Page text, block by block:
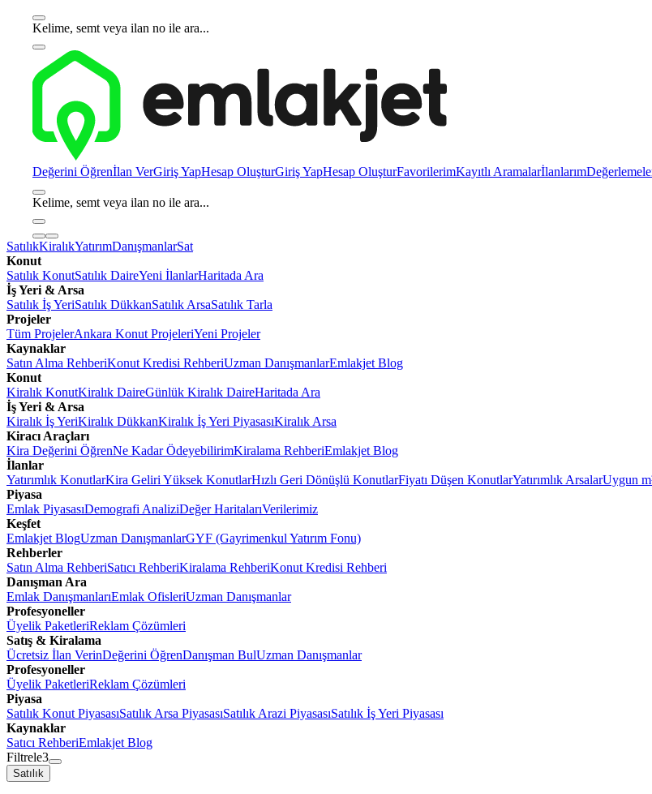
Kelime, semt veya ilan no ile ara...
Değerini Öğrenİlan VerGiriş YapHesap OluşturGiriş YapHesap OluşturFavorilerimKayıtlı Aramalarİlanlarım
Kelime, semt veya ilan no ile ara...
SatılıkKiralıkYatırımDanışmanlarSat
Konut
Satılık KonutSatılık DaireYeni İlanlarHaritada Ara
İş Yeri & Arsa
Satılık İş YeriSatılık DükkanSatılık ArsaSatılık Tarla
Projeler
Tüm ProjelerAnkara Konut ProjeleriYeni Projeler
Kaynaklar
Satın Alma RehberiKonut Kredisi RehberiUzman DanışmanlarEmlakjet Blog
Konut
Kiralık KonutKiralık DaireGünlük Kiralık DaireHaritada Ara
İş Yeri & Arsa
Kiralık İş YeriKiralık DükkanKiralık İş Yeri PiyasasıKiralık Arsa
Kiracı Araçları
Kira Değerini ÖğrenNe Kadar ÖdeyebilirimKiralama RehberiEmlakjet Blog
İlanlar
Yatırımlık KonutlarKira Geliri Yüksek KonutlarHızlı Geri Dönüşlü KonutlarFiyatı Düşen KonutlarYatırımlık ArsalarUygun
Piyasa
Emlak PiyasasıDemografi AnaliziDeğer HaritalarıVerilerimiz
Keşfet
Emlakjet BlogUzman DanışmanlarGYF (Gayrimenkul Yatırım Fonu)
Rehberler
Satın Alma RehberiSatıcı RehberiKiralama RehberiKonut Kredisi Rehberi
Danışman Ara
Emlak DanışmanlarıEmlak OfisleriUzman Danışmanlar
Profesyoneller
Üyelik PaketleriReklam Çözümleri
Satış & Kiralama
Ücretsiz İlan VerinDeğerini ÖğrenDanışman BulUzman Danışmanlar
Profesyoneller
Üyelik PaketleriReklam Çözümleri
Piyasa
Satılık Konut PiyasasıSatılık Arsa PiyasasıSatılık Arazi PiyasasıSatılık İş Yeri Piyasası
Kaynaklar
Satıcı RehberiEmlakjet Blog
Filtrele3
Satılık